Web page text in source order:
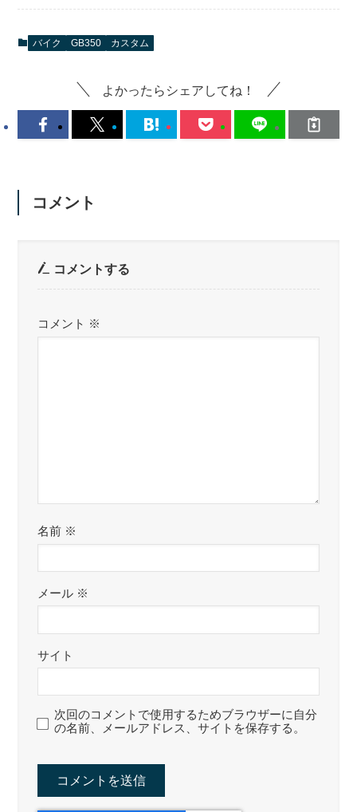
バイク GB350 カスタム
よかったらシェアしてね！
コメント
コメントする
コメント ※
名前 ※
メール ※
サイト
次回のコメントで使用するためブラウザーに自分
の名前、メールアドレス、サイトを保存する。